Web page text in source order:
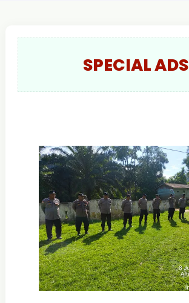
SPECIAL ADS